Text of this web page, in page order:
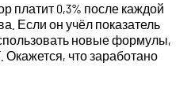
платит 0,3% после каждой
Если он учёл показатель
новые формулы,
. Окажется, что заработано